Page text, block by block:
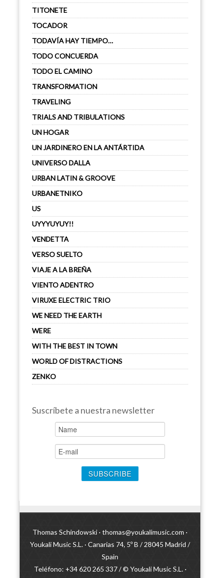
TITONETE
TOCADOR
TODAVÍA HAY TIEMPO…
TODO CONCUERDA
TODO EL CAMINO
TRANSFORMATION
TRAVELING
TRIALS AND TRIBULATIONS
UN HOGAR
UN JARDINERO EN LA ANTÁRTIDA
UNIVERSO DALLA
URBAN LATIN & GROOVE
URBANETNIKO
US
UYYYUYUY!!
VENDETTA
VERSO SUELTO
VIAJE A LA BREÑA
VIENTO ADENTRO
VIRUXE ELECTRIC TRIO
WE NEED THE EARTH
WERE
WITH THE BEST IN TOWN
WORLD OF DISTRACTIONS
ZENKO
Suscríbete a nuestra newsletter
Thomas Schindowski · thomas@youkalimusic.com ·
Youkali Music S.L. · Canarias 74, 5º B / 28045 Madrid /
Spain
Teléfono: +34 620 265 337 / © Youkali Music S.L. ·